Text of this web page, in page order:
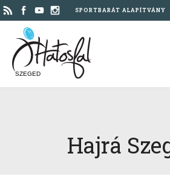
SPORTBARÁT ALAPÍTVÁNY
SZEGED
Hajrá